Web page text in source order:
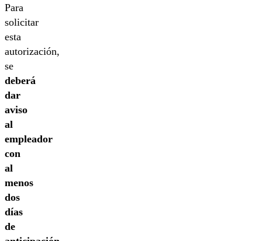
Para
solicitar
esta
autorización,
se
deberá
dar
aviso
al
empleador
con
al
menos
dos
días
de